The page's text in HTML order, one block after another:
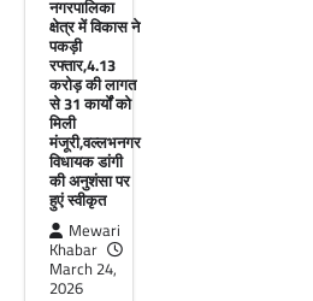
नगरपालिका
क्षेत्र में विकास ने
पकड़ी
रफ्तार,4.13
करोड़ की लागत
से 31 कार्यों को
मिली
मंजूरी,वल्लभनगर
विधायक डांगी
की अनुशंसा पर
हुएं स्वीकृत
Mewari
Khabar
March 24,
2026